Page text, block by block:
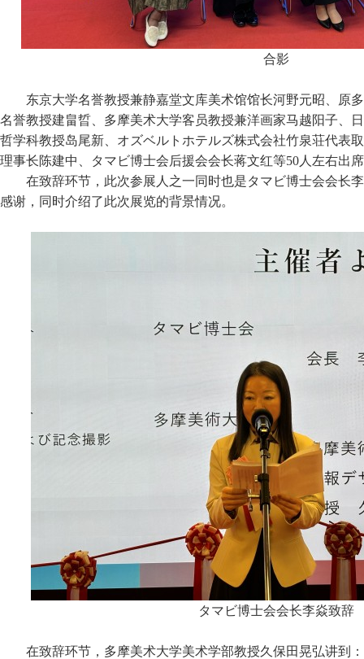
合影
东京大学名誉教授兼静嘉堂文库美术馆馆长河野元昭、原
名誉教授建畠晢、多摩美术大学客员教授兼洋画家马越阳子、
哲学科教授岛尾新、オズベルトホテルズ株式会社竹泉荘代表
理事长陈建中、タマビ博士会后援会会长蒋文红等50人左右出
在致辞环节，此次参展人之一同时也是タマビ博士会会长
感谢，同时介绍了此次展览的背景情况。
タマビ博士会会长李焱致辞
在致辞环节，多摩美术大学美术学部教授久保田晃弘讲到